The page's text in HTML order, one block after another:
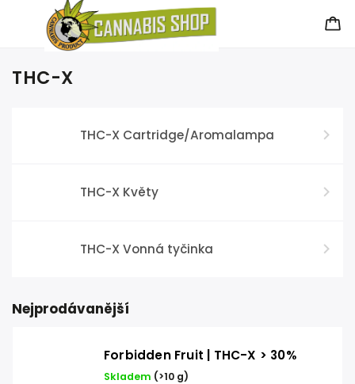
THC-X
THC-X Cartridge/Aromalampa
THC-X Květy
THC-X Vonná tyčinka
Nejprodávanější
Forbidden Fruit | THC-X > 30%
Skladem (>10 g)